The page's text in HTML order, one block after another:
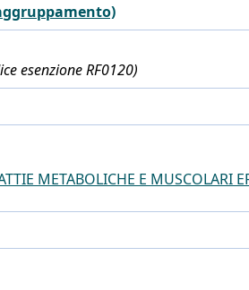
esenzione RF0120)
METABOLICHE E MUSCOLARI